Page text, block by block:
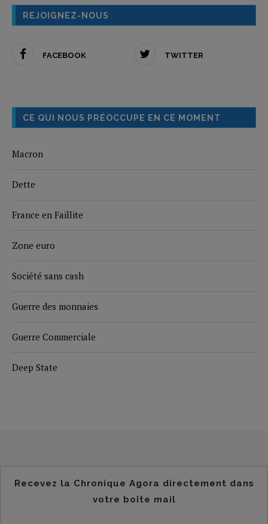
REJOIGNEZ-NOUS
FACEBOOK TWITTER
CE QUI NOUS PRÉOCCUPE EN CE MOMENT
Macron
Dette
France en Faillite
Zone euro
Société sans cash
Guerre des monnaies
Guerre Commerciale
Deep State
Recevez la Chronique Agora directement dans
votre boîte mail